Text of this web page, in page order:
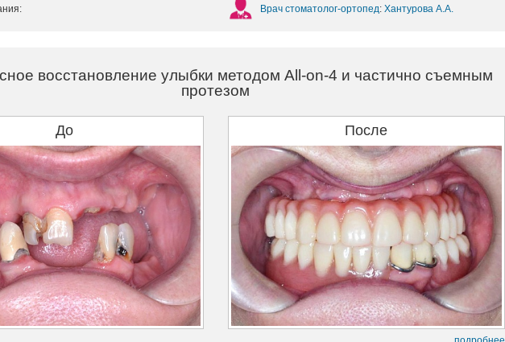
Врач стоматолог-ортопед: Хантурова А.А.
восстановление улыбки методом All-on-4 и частично съемным
протезом
До После